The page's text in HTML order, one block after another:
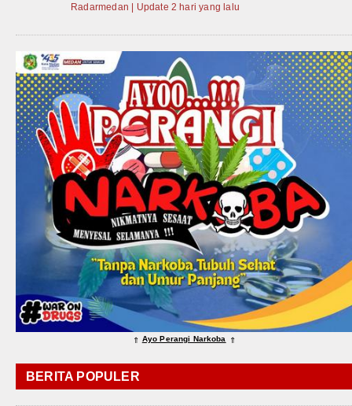
Radarmedan | Update 2 hari yang lalu
⇑ Ayo Perangi Narkoba ⇑
BERITA POPULER